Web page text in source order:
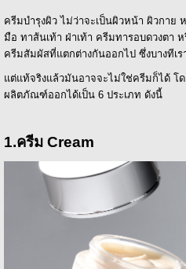
ครีมบำรุงผิว ไม่ว่าจะเป็นผิวหน้า ผิวกาย
มือ ทาส้นเท้า ฝ่าเท้า ครีมทารอบดวงตา
ครีมสัมผัสที่แตกต่างกันออกไป ซึ่งบางทีเร
แต่แท้จริงแล้วมันอาจจะไม่ใช่ครีมก็ได้ โด
ผลิตภัณฑ์ออกได้เป็น 6 ประเภท ดังนี้
1.ครีม Cream